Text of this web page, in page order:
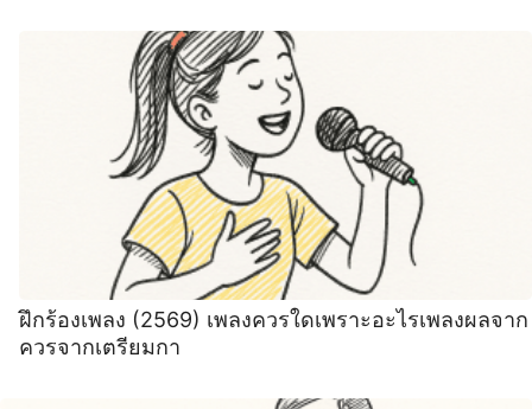
ฝึกร้องเพลง (2569) เพลงควรใดเพราะอะไรเพลงผลจาก
ควรจากเตรียมกา